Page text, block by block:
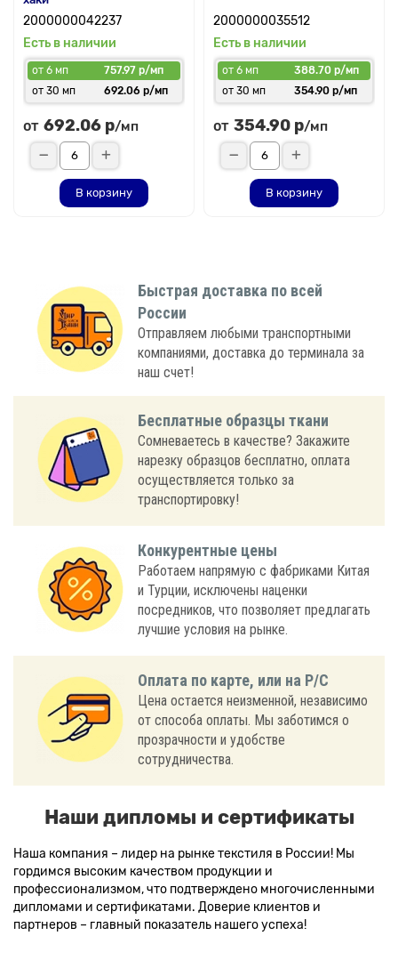
2000000042237
Есть в наличии
от 6 мп
757.97 р/мп
от 30 мп
692.06 р/мп
от 692.06 р/мп
В корзину
2000000035512
Есть в наличии
от 6 мп
388.70 р/мп
от 30 мп
354.90 р/мп
от 354.90 р/мп
В корзину
Быстрая доставка по всей
России
Отправляем любыми транспортными
компаниями, доставка до терминала за
наш счет!
Бесплатные образцы ткани
Сомневаетесь в качестве? Закажите
нарезку образцов бесплатно, оплата
осуществляется только за
транспортировку!
Конкурентные цены
Работаем напрямую с фабриками Китая
и Турции, исключены наценки
посредников, что позволяет предлагать
лучшие условия на рынке.
Оплата по карте, или на Р/С
Цена остается неизменной, независимо
от способа оплаты. Мы заботимся о
прозрачности и удобстве
сотрудничества.
Наши дипломы и сертификаты
Наша компания – лидер на рынке текстиля в России! Мы
гордимся высоким качеством продукции и
профессионализмом, что подтверждено многочисленными
дипломами и сертификатами. Доверие клиентов и
партнеров – главный показатель нашего успеха!